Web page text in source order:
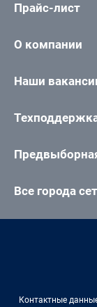
Прайс-лист
О компании
Наши
Все города
Контактные